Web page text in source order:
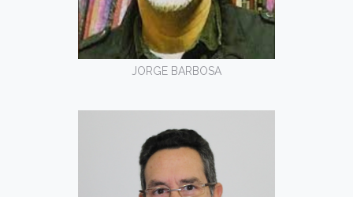
JORGE BARBOSA